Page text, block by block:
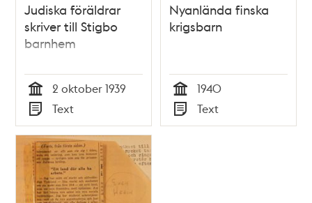
Judiska föräldrar
skriver till Stigbo
barnhem
Tid
2 oktober 1939
Typ
Text
Nyanlända finska
krigsbarn
Tid
1940
Typ
Text